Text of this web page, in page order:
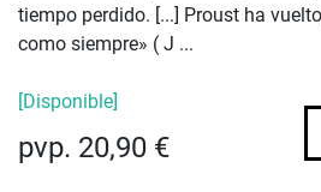
tiempo perdido. [...] Proust ha
como siempre» ( J ...
[Disponible]
pvp. 20,90 €